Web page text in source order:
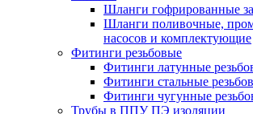
Шланги гофрированные
Шланги поливочные,
насосов и комплектующие
Фитинги резьбовые
Фитинги латунные
Фитинги стальные
Фитинги чугунные
Трубы в ППУ ПЭ изоляции